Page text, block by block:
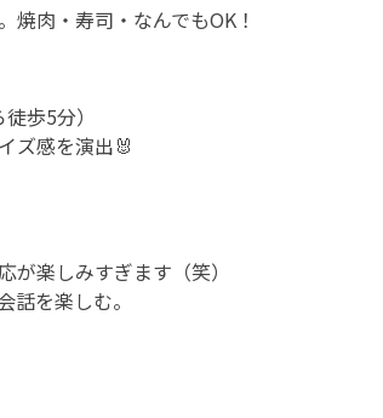
焼肉・寿司・なんでもOK！
歩5分）
ズ感を演出🐰
楽しみすぎます（笑）
話を楽しむ。